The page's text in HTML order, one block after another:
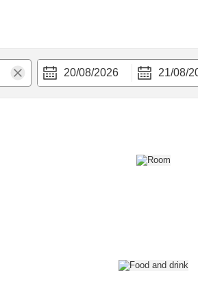
20/08/2026 21/08/